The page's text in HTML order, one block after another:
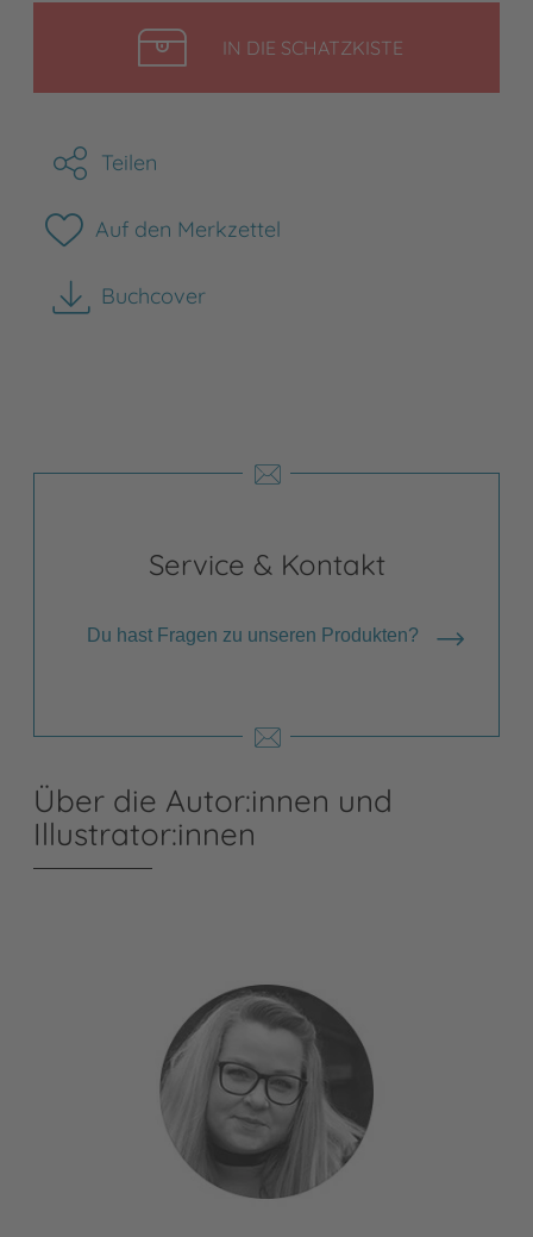
IN DIE SCHATZKISTELEGEN
Teilen
Auf den Merkzettel
Buchcover
herunterladen
Service & Kontakt
Du hast Fragen zu unseren Produkten?
Über die Autor:innen und
Illustrator:innen